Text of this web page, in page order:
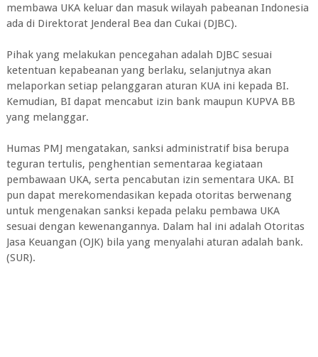
membawa UKA keluar dan masuk wilayah pabeanan Indonesia
ada di Direktorat Jenderal Bea dan Cukai (DJBC).
Pihak yang melakukan pencegahan adalah DJBC sesuai
ketentuan kepabeanan yang berlaku, selanjutnya akan
melaporkan setiap pelanggaran aturan KUA ini kepada BI.
Kemudian, BI dapat mencabut izin bank maupun KUPVA BB
yang melanggar.
Humas PMJ mengatakan, sanksi administratif bisa berupa
teguran tertulis, penghentian sementaraa kegiataan
pembawaan UKA, serta pencabutan izin sementara UKA. BI
pun dapat merekomendasikan kepada otoritas berwenang
untuk mengenakan sanksi kepada pelaku pembawa UKA
sesuai dengan kewenangannya. Dalam hal ini adalah Otoritas
Jasa Keuangan (OJK) bila yang menyalahi aturan adalah bank.
(SUR).